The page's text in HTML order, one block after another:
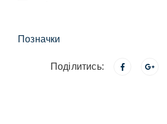
Позначки
Поділитись: